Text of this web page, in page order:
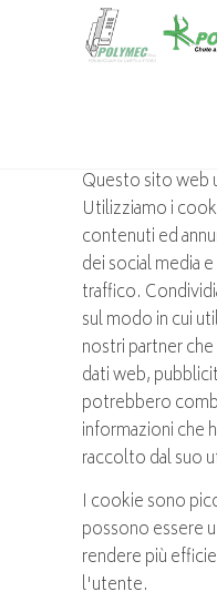
Questo sito web
Utilizziamo i
contenuti ed
dei social media
traffico.
sul modo in cui
nostri partner
dati web,
potrebbero
informazioni che
raccolto dal suo
I cookie sono
possono essere
rendere più
l'utente.